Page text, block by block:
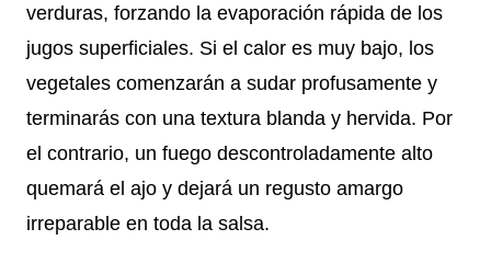
verduras, forzando la evaporación rápida de los
jugos superficiales. Si el calor es muy bajo, los
vegetales comenzarán a sudar profusamente y
terminarás con una textura blanda y hervida. Por
el contrario, un fuego descontroladamente alto
quemará el ajo y dejará un regusto amargo
irreparable en toda la salsa.